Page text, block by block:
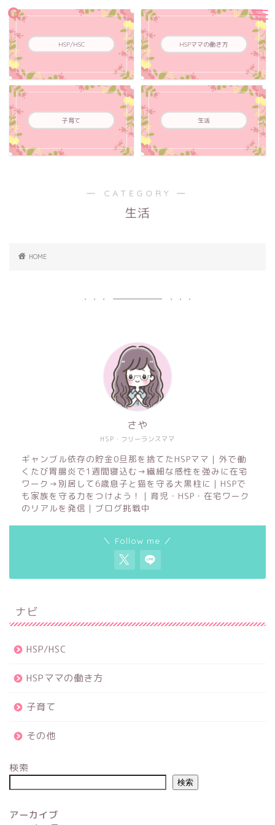
HSP/HSC HSPママの働き方
子育て 生活
― CATEGORY ―
生活
HOME
HSP・フリーランスママ
さや
ギャンブル依存の貯金0旦那を捨てたHSPママ｜外で働
くたび胃腸炎で1週間寝込む→繊細な感性を強みに在宅
ワーク→別居して6歳息子と猫を守る大黒柱に｜HSPで
も家族を守る力をつけよう！｜育児・HSP・在宅ワーク
のリアルを発信｜ブログ挑戦中
＼ Follow me ／
ナビ
HSP/HSC
HSPママの働き方
子育て
その他
検索
検索
アーカイブ